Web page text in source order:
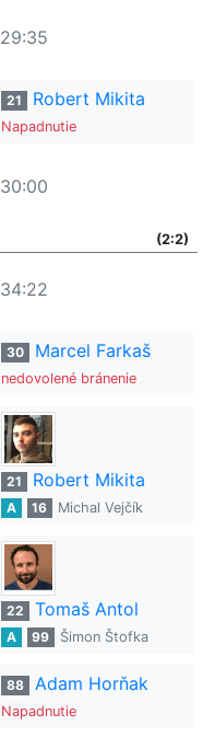
29:35
21 Robert Mikita
Napadnutie
30:00
(2:2)
34:22
30 Marcel Farkaš
nedovolené bránenie
21 Robert Mikita
A 16 Michal Vejčík
22 Tomaš Antol
A 99 Šimon Štofka
88 Adam Horňak
Napadnutie